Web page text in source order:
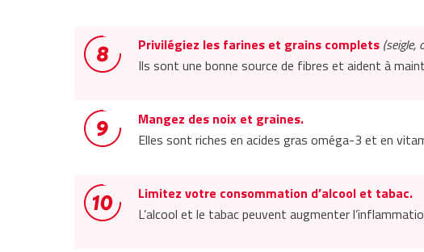
Privilégiez les farines et grains complets (seigle,
Ils sont une bonne source de fibres et aident à
Mangez des noix et graines.
Elles sont riches en acides gras oméga-3 et en
Limitez votre consommation d’alcool et tabac.
L’alcool et le tabac peuvent augmenter